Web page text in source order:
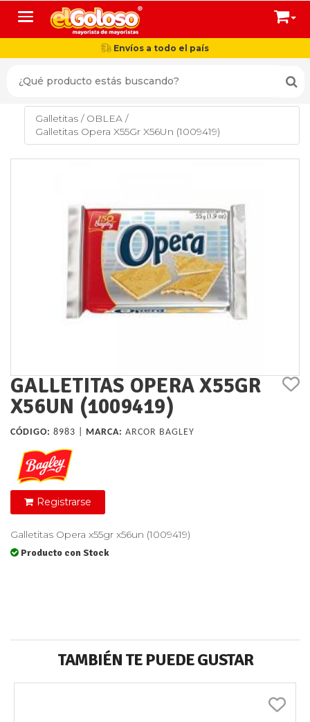
Toggle navigation
Envíos a todo el país
Galletitas / OBLEA /
Galletitas Opera X55Gr X56Un (1009419)
GALLETITAS OPERA X55GR
X56UN (1009419)
CÓDIGO: 8983 | MARCA: ARCOR BAGLEY
Registrarse
Galletitas Opera x55gr x56un (1009419)
Producto con Stock
TAMBIÉN TE PUEDE GUSTAR